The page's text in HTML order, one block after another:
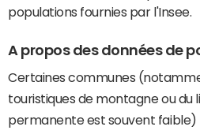
populations fournies par l'Insee.
A propos des données de
Certaines communes
touristiques de montagne ou
permanente est souvent